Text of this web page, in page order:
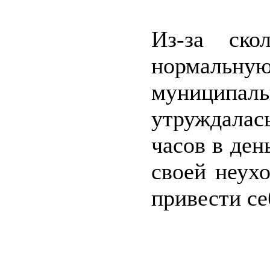
Из-за
часов в
своей
привести